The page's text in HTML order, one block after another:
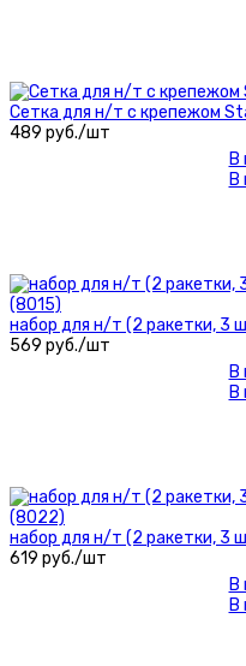
Сетка для н/т с крепежом
489 руб./шт
В
В
набор для н/т (2 ракетки, 3
569 руб./шт
В
В
набор для н/т (2 ракетки, 3
619 руб./шт
В
В